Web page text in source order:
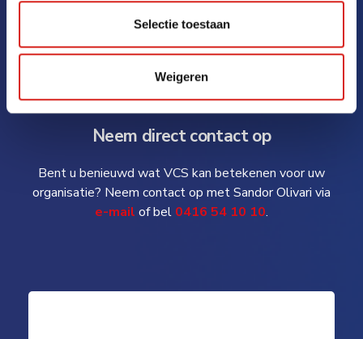
Selectie toestaan
Weigeren
Neem direct contact op
Bent u benieuwd wat VCS kan betekenen voor uw
organisatie? Neem contact op met Sandor Olivari via
e-mail of bel 0416 54 10 10.